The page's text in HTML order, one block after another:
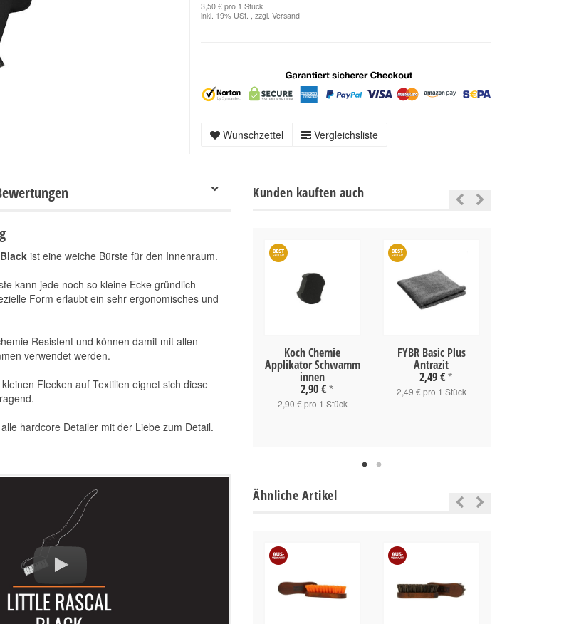
3,50 € pro 1 Stück
inkl. 19% USt. , zzgl.Versand
Wunschzettel Vergleichsliste
ist eine weiche Bürste für den Innenraum.
kann jede noch so kleine Ecke gründlich
Form erlaubt ein sehr ergonomisches und
Resistent und können damit mit allen
verwendet werden.
Flecken auf Textilien eignet sich diese
hardcore Detailer mit der Liebe zum Detail.
Kunden kauften auch
FYBR Basic Plus
Antrazit
2,49 €
2,49 € pro 1 Stück
13,90 €
Koch Chemie
Applikator Schwamm
innen
2,90 € *
2,90 € pro 1 Stück
FYBR Basic Plus
Antrazit
2,49 € *
2,49 € pro 1 Stück
Ähnliche Artikel